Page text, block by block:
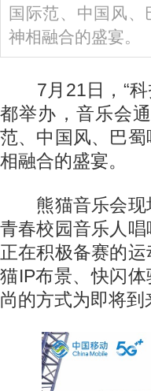
国际范、中国风
神相融合的盛宴。
7月21日，“科
都举办，音乐会
范、中国风、巴
相融合的盛宴。
熊猫音乐会现
青春校园音乐人
正在积极备赛的
猫IP布景、快闪
尚的方式为即将